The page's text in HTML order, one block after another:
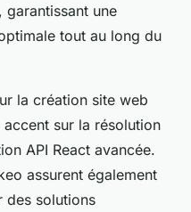
une
tout au long du
la création site web
sur la résolution
API React avancée.
assurent également
des solutions